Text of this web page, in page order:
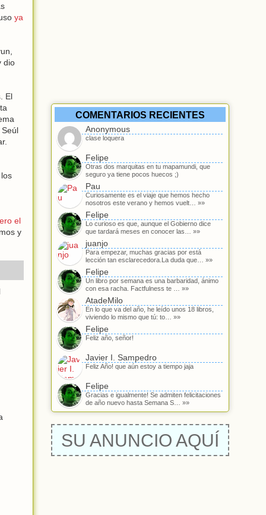
ya
dio
El
el
y
COMENTARIOS RECIENTES
Anonymous
clase loquera
Felipe
Otras dos marquitas en tu mapamundi, que
seguro ya tiene pocos huecos ;)
Pau
Curiosamente es el viaje que hemos hecho
nosotros este verano y hemos vuelt… »»
Felipe
Lo curioso es que, aunque el Gobierno dice
que tardará meses en conocer las… »»
juanjo
Para empezar, muchas gracias por está
lección tan esclarecedora.La duda que… »»
Felipe
Un libro por semana es una barbaridad, ánimo
con esa racha. Factfulness te … »»
AtadeMilo
En lo que va del año, he leído unos 18 libros,
viviendo lo mismo que tú: to… »»
Felipe
Feliz año, señor!
Javier I. Sampedro
Feliz Año! que aún estoy a tiempo jaja
Felipe
Gracias e igualmente! Se admiten felicitaciones
de año nuevo hasta Semana S… »»
SU ANUNCIO AQUÍ